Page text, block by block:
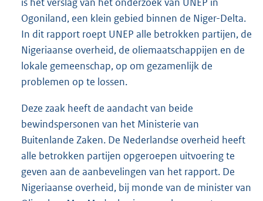
Ogoniland, een klein gebied binnen de Niger-Delta.
In dit rapport roept UNEP alle betrokken partijen, de
Nigeriaanse overheid, de oliemaatschappijen en de
lokale gemeenschap, op om gezamenlijk de
problemen op te lossen.
Deze zaak heeft de aandacht van beide
bewindspersonen van het Ministerie van
Buitenlande Zaken. De Nederlandse overheid heeft
alle betrokken partijen opgeroepen uitvoering te
geven aan de aanbevelingen van het rapport. De
Nigeriaanse overheid, bij monde van de minister van